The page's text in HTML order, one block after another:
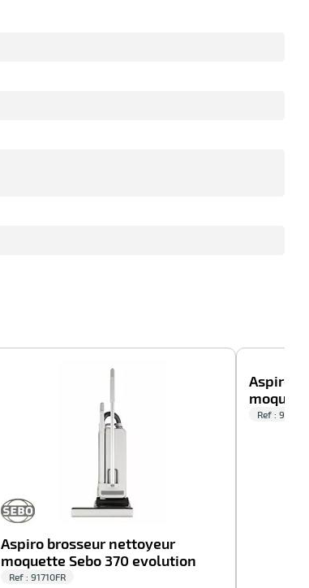
Aspiro brosseur nettoyeur
moquette Sebo 370 evolution
Ref : 91710FR
Aspiro
Ref :